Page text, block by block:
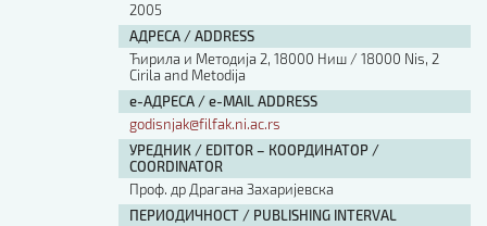
2005
АДРЕСА / ADDRESS
Ћирила и Методија 2, 18000 Ниш / 18000 Nis, 2
Cirila and Metodija
е-АДРЕСА / e-MAIL ADDRESS
godisnjak@filfak.ni.ac.rs
УРЕДНИК / EDITOR – КООРДИНАТОР /
COORDINATOR
Проф. др Драгана Захаријевска
ПЕРИОДИЧНОСТ / PUBLISHING INTERVAL